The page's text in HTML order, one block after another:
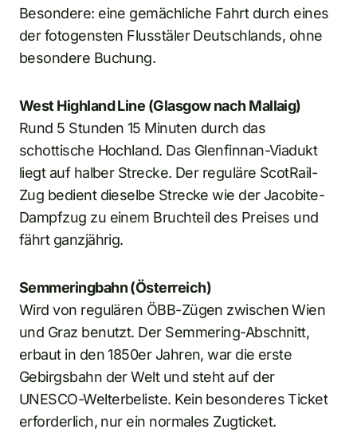
Besondere: eine gemächliche Fahrt durch eines
der fotogensten Flusstäler Deutschlands, ohne
besondere Buchung.
West Highland Line (Glasgow nach Mallaig)
Rund 5 Stunden 15 Minuten durch das
schottische Hochland. Das Glenfinnan-Viadukt
liegt auf halber Strecke. Der reguläre ScotRail-
Zug bedient dieselbe Strecke wie der Jacobite-
Dampfzug zu einem Bruchteil des Preises und
fährt ganzjährig.
Semmeringbahn (Österreich)
Wird von regulären ÖBB-Zügen zwischen Wien
und Graz benutzt. Der Semmering-Abschnitt,
erbaut in den 1850er Jahren, war die erste
Gebirgsbahn der Welt und steht auf der
UNESCO-Welterbeliste. Kein besonderes Ticket
erforderlich, nur ein normales Zugticket.